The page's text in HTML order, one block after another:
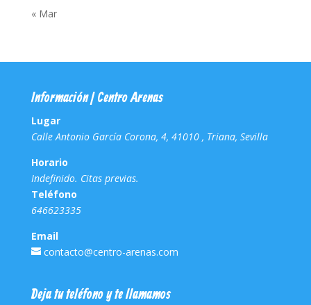
« Mar
Información | Centro Arenas
Lugar
Calle Antonio García Corona, 4, 41010 , Triana, Sevilla
Horario
Indefinido. Citas previas.
Teléfono
646623335
Email
contacto@centro-arenas.com
Deja tu teléfono y te llamamos